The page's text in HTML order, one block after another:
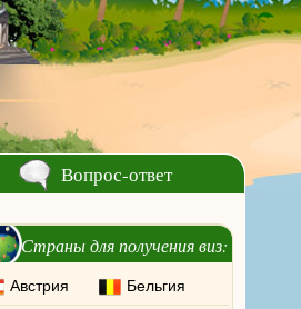
Вопрос-ответ
Страны для получения виз:
Австрия Бельгия